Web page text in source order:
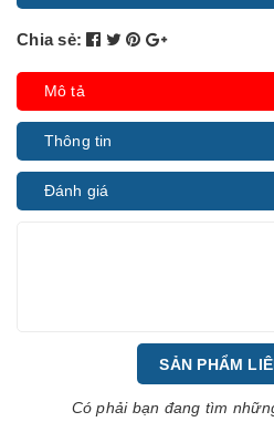
Chia sẻ:
Mô tả
Thông tin
Đánh giá
SẢN PHẨM
Có phải bạn đang tìm